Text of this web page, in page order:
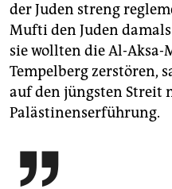
der Juden streng
Mufti den Juden
sie wollten die Al-Aksa-
Tempelberg zerstören,
auf den jüngsten Streit
Palästinenserführung.
